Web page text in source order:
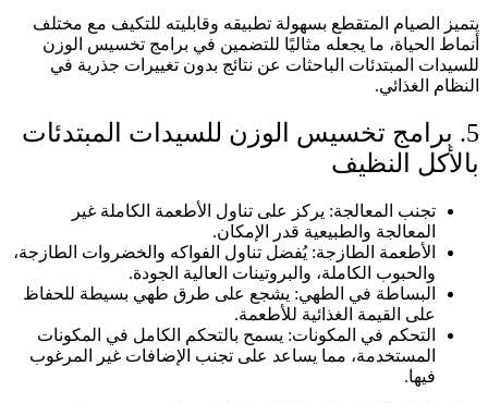
يتميز الصيام المتقطع بسهولة تطبيقه وقابليته للتكيف مع مختلف
أنماط الحياة، ما يجعله مثاليًا للتضمين في برامج تخسيس الوزن
للسيدات المبتدئات الباحثات عن نتائج بدون تغييرات جذرية في
النظام الغذائي.
5. برامج تخسيس الوزن للسيدات المبتدئات
بالأكل النظيف
تجنب المعالجة: يركز على تناول الأطعمة الكاملة غير
المعالجة والطبيعية قدر الإمكان.
الأطعمة الطازجة: يُفضل تناول الفواكه والخضروات الطازجة،
والحبوب الكاملة، والبروتينات العالية الجودة.
البساطة في الطهي: يشجع على طرق طهي بسيطة للحفاظ
على القيمة الغذائية للأطعمة.
التحكم في المكونات: يسمح بالتحكم الكامل في المكونات
المستخدمة، مما يساعد على تجنب الإضافات غير المرغوب
فيها.